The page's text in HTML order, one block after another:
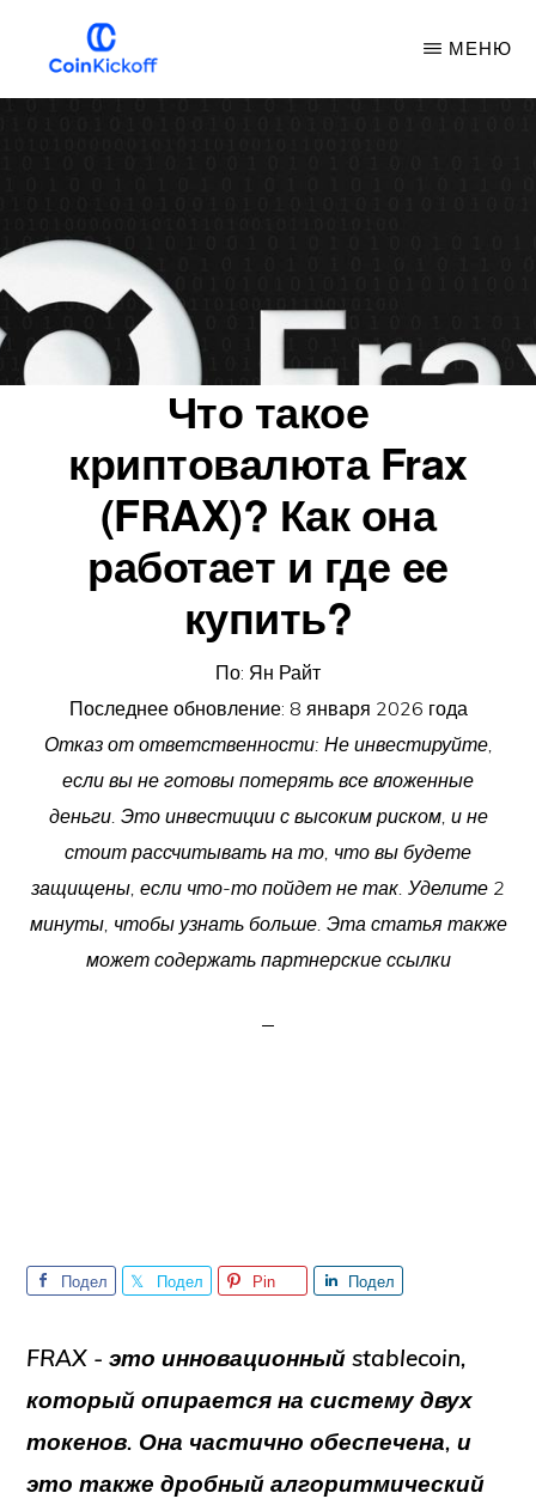
основному
БРОСОК
МЕНЮ
Что такое
криптовалюта Frax
(FRAX)? Как она
работает и где ее
купить?
По: Ян Райт
Последнее обновление: 8 января 2026 года
Отказ от ответственности: Не инвестируйте,
если вы не готовы потерять все вложенные
деньги. Это инвестиции с высоким риском, и не
стоит рассчитывать на то, что вы будете
защищены, если что-то пойдет не так. Уделите 2
минуты, чтобы узнать больше. Эта статья также
может содержать партнерские ссылки
Подел
Подел
Pin
Подел
FRAX - это инновационный stablecoin,
который опирается на систему двух
токенов. Она частично обеспечена, и
это также дробный алгоритмический